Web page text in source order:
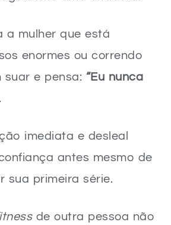
a mulher que está
enormes ou correndo
suar e pensa: “Eu nunca
imediata e desleal
antes mesmo de
sua primeira série.
de outra pessoa não